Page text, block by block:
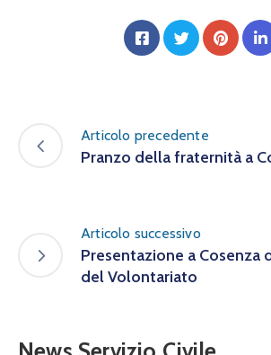
Articolo precedente
Pranzo della fraternità a
Articolo successivo
Presentazione a Cosenza
del Volontariato